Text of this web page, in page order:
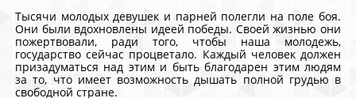
Тысячи молодых девушек и парней полегли на поле боя.
Они были вдохновлены идеей победы. Своей жизнью они
пожертвовали, ради того, чтобы наша молодежь,
государство сейчас процветало. Каждый человек должен
призадуматься над этим и быть благодарен этим людям
за то, что имеет возможность дышать полной грудью в
свободной стране.